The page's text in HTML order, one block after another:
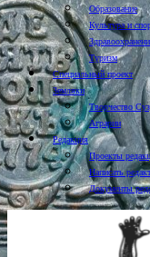
Образование
Культура и
Туризм
Специальный проект
Земляки
Творчество
Аграрии
Редакция
Проекты
Написать
Документы